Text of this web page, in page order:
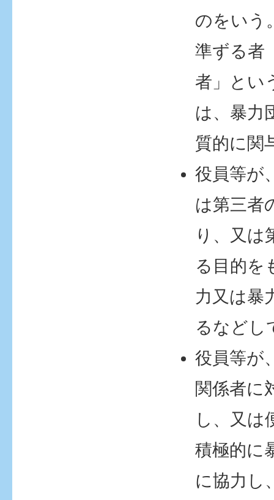
のをいう
準ずる者
者」とい
は、暴力
質的に関
役員等が
は第三者
り、又は
る目的を
力又は暴
るなどし
役員等が
関係者に
し、又は
積極的に
に協力し